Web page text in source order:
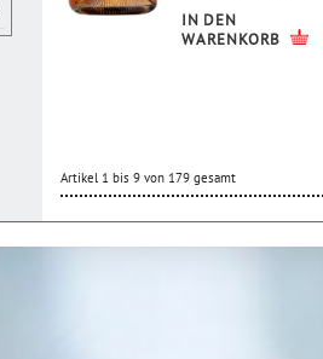
IN DEN
WARENKORB
Artikel 1 bis 9 von 179 gesamt